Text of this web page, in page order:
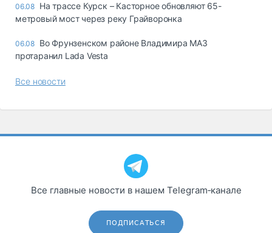
06.08 На трассе Курск – Касторное обновляют 65-
метровый мост через реку Грайворонка
06.08 Во Фрунзенском районе Владимира МАЗ
протаранил Lada Vesta
Все новости
Все главные новости в нашем Telegram‑канале
ПОДПИСАТЬСЯ